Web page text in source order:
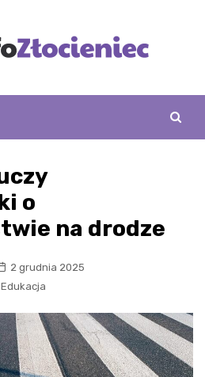
o
na drodze
2 grudnia 2025
Edukacja